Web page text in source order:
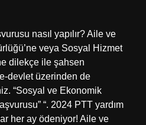
nasıl yapılır? Aile ve
veya Sosyal Hizmet
dilekçe ile şahsen
devlet üzerinden de
“Sosyal ve Ekonomik
“. 2024 PTT yardım
her ay ödeniyor! Aile ve